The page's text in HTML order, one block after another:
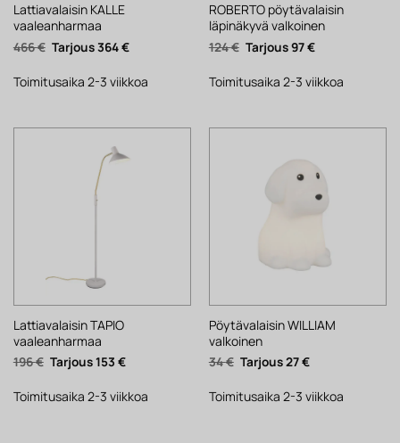
Lattiavalaisin KALLE
vaaleanharmaa
466€ Alkuperäinen
hinta
466 €.
364€Nykyinen
364 €.
Toimitusaika 2-3 viikkoa
ROBERTO pöytävalaisin
läpinäkyvä valkoinen
124€ Alkuperäinen
hinta
124 €.
97€Nykyinen
97 €.
Toimitusaika 2-3 viikkoa
Lattiavalaisin TAPIO
vaaleanharmaa
196€ Alkuperäinen
hinta
196 €.
153 €Nykyinen
153 €.
Toimitusaika 2-3 viikkoa
Pöytävalaisin WILLIAM
valkoinen
34€ Alkuperäinen
hinta
34 €.
27€Nykyinen
27 €.
Toimitusaika 2-3 viikkoa